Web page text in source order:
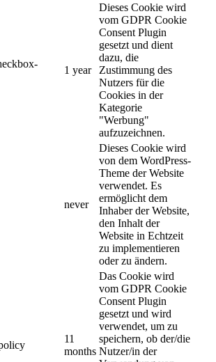
1 year
Dieses Cookie wird
vom GDPR Cookie
Consent Plugin
gesetzt und dient
dazu, die
Zustimmung des
Nutzers für die
Cookies in der
Kategorie
"Werbung"
aufzuzeichnen.
never
Dieses Cookie wird
von dem WordPress-
Theme der Website
verwendet. Es
ermöglicht dem
Inhaber der Website,
den Inhalt der
Website in Echtzeit
zu implementieren
oder zu ändern.
11
months
Das Cookie wird
vom GDPR Cookie
Consent Plugin
gesetzt und wird
verwendet, um zu
speichern, ob der/die
Nutzer/in der